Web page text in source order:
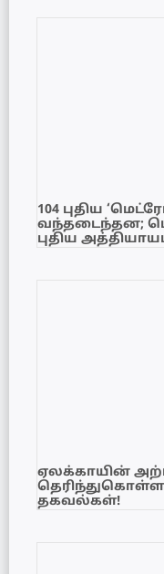
104 புதிய
வந்தடைந்தன;
புதிய
ஏலக்காயின்
தெரிந்துகொள்ள
தகவல்கள்!